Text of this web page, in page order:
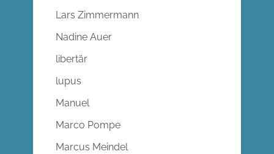
Lars Zimmermann
Nadine Auer
libertär
lupus
Manuel
Marco Pompe
Marcus Meindel